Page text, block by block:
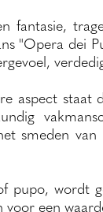
fantasie,
"Opera dei
aspect staat
smeden
pupo, wordt
voor een